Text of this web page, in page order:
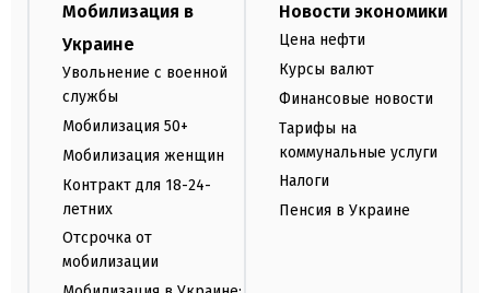
Мобилизация в
Украине
Увольнение с военной
службы
Мобилизация 50+
Мобилизация женщин
Контракт для 18-24-
летних
Отсрочка от
мобилизации
Новости экономики
Цена нефти
Курсы валют
Финансовые новости
Тарифы на
коммунальные услуги
Налоги
Пенсия в Украине